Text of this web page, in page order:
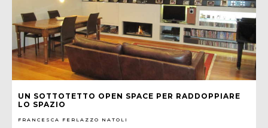
UN SOTTOTETTO OPEN SPACE PER RADDOPPIARE
LO SPAZIO
FRANCESCA FERLAZZO NATOLI